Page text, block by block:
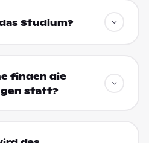
Studium?
finden die
statt?